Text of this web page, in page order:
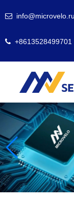
info@microvelo.ru
+8613528499701